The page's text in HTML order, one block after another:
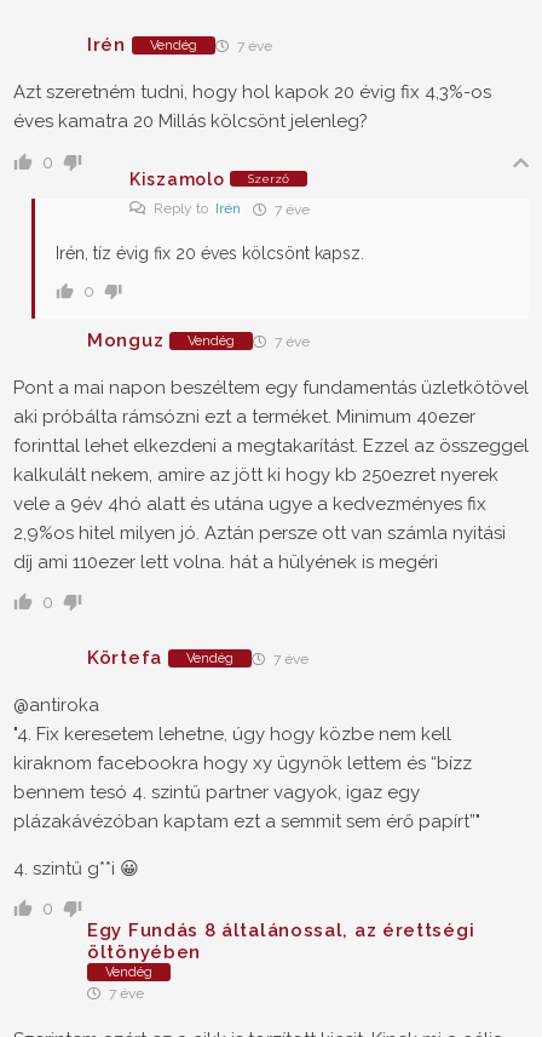
Irén Vendég 7 éve
Azt szeretném tudni, hogy hol kapok 20 évig fix 4,3%-os
éves kamatra 20 Millás kölcsönt jelenleg?
0
Kiszamolo
Szerző
Reply to Irén 7 éve
Irén, tíz évig fix 20 éves kölcsönt kapsz.
0
Monguz Vendég 7 éve
Pont a mai napon beszéltem egy fundamentás üzletkötövel
aki próbálta rámsózni ezt a terméket. Minimum 40ezer
forinttal lehet elkezdeni a megtakarítást. Ezzel az összeggel
kalkulált nekem, amire az jött ki hogy kb 250ezret nyerek
vele a 9év 4hó alatt és utána ugye a kedvezményes fix
2,9%os hitel milyen jó. Aztán persze ott van számla nyitási
díj ami 110ezer lett volna. hát a hülyének is megéri
0
Körtefa Vendég 7 éve
@antiroka
"4. Fix keresetem lehetne, úgy hogy közbe nem kell
kiraknom facebookra hogy xy ügynök lettem és “bízz
bennem tesó 4. szintű partner vagyok, igaz egy
plázakávézóban kaptam ezt a semmit sem érő papírt”"
4. szintű g**i 😀
0
Egy Fundás 8 általánossal, az érettségi
öltönyében
Vendég
7 éve